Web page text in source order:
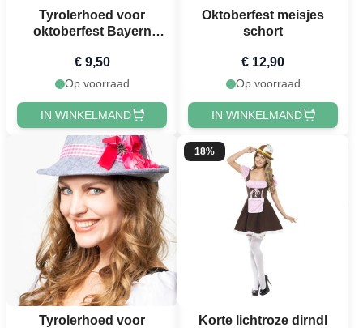
Tyrolerhoed voor
oktoberfest Bayern
size
€ 9,50
Op voorraad
IN WINKELMAND
Oktoberfest meisjes
schort
€ 12,90
Op voorraad
IN WINKELMAND
Tyrolerhoed voor
18%
Korte lichtroze dirndl